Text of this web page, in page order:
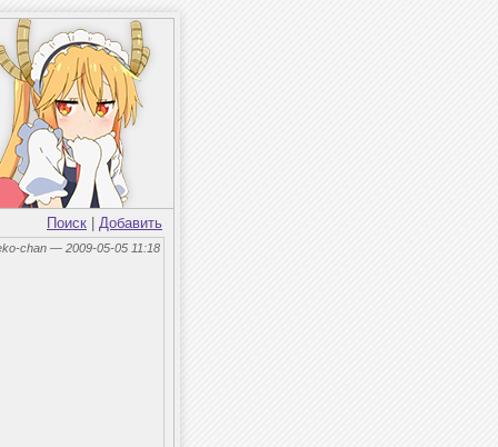
Поиск Добавить
chan — 2009-05-05 11:18